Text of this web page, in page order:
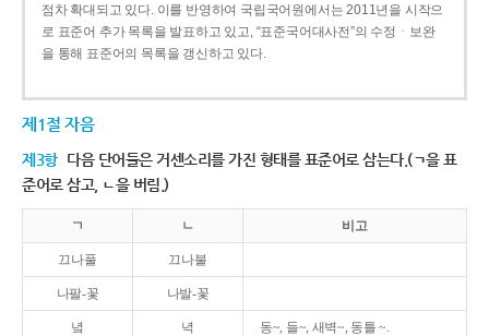
점차 확대되고 있다. 이를 반영하여 국립국어원에서는 2011년을 시작으
로 표준어 추가 목록을 발표하고 있고, “표준국어대사전”의 수정ㆍ보완
을 통해 표준어의 목록을 갱신하고 있다.
제1절 자음
제3항 다음 단어들은 거센소리를 가진 형태를 표준어로 삼는다.(ㄱ을 표
준어로 삼고, ㄴ을 버림.)
ㄱ ㄴ 비고
끄나풀 끄나불
나팔-꽃 나발-꽃
녘 녁 동~, 들~, 새벽~, 동틀 ~.